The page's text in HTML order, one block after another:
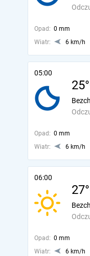
Opad: 0 mm
Wiatr:
6 km/h
05:00
Opad: 0 mm
Wiatr:
6 km/h
06:00
Opad: 0 mm
Wiatr:
6 km/h